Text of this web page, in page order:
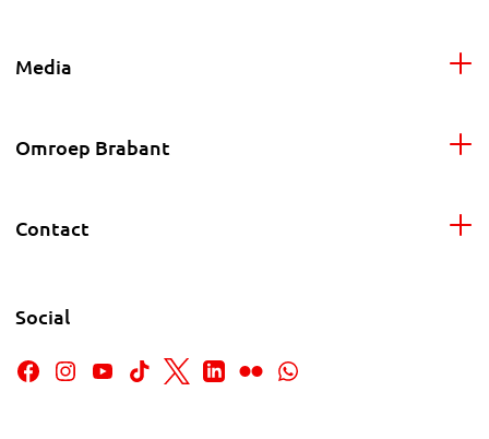
Media
Omroep Brabant
Contact
Social